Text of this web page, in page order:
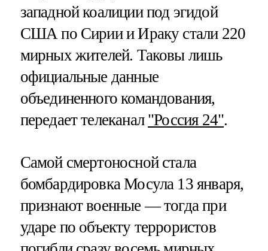
западной коалиции под эгидой
США по Сирии и Ираку стали 220
мирных жителей. Таковы лишь
официальные данные
объединенного командования,
передает телеканал "Россия 24".
Самой смертоносной стала
бомбардировка Мосула 13 января,
признают военные — тогда при
ударе по объекту террористов